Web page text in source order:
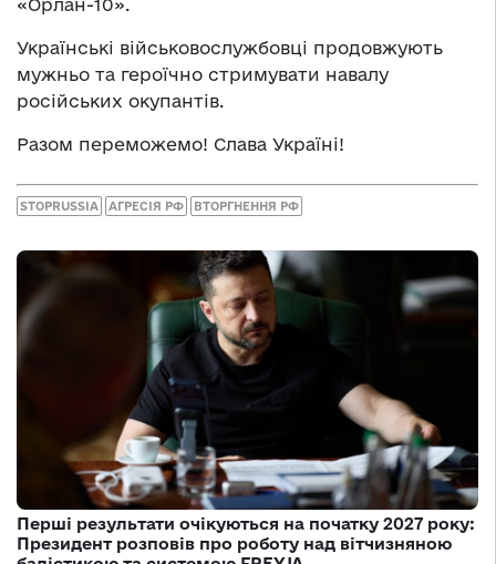
«Орлан-10».
Українські військовослужбовці продовжують
мужньо та героїчно стримувати навалу
російських окупантів.
Разом переможемо! Слава Україні!
STOPRUSSIA АГРЕСІЯ РФ ВТОРГНЕННЯ РФ
Перші результати очікуються на початку 2027 року:
Президент розповів про роботу над вітчизняною